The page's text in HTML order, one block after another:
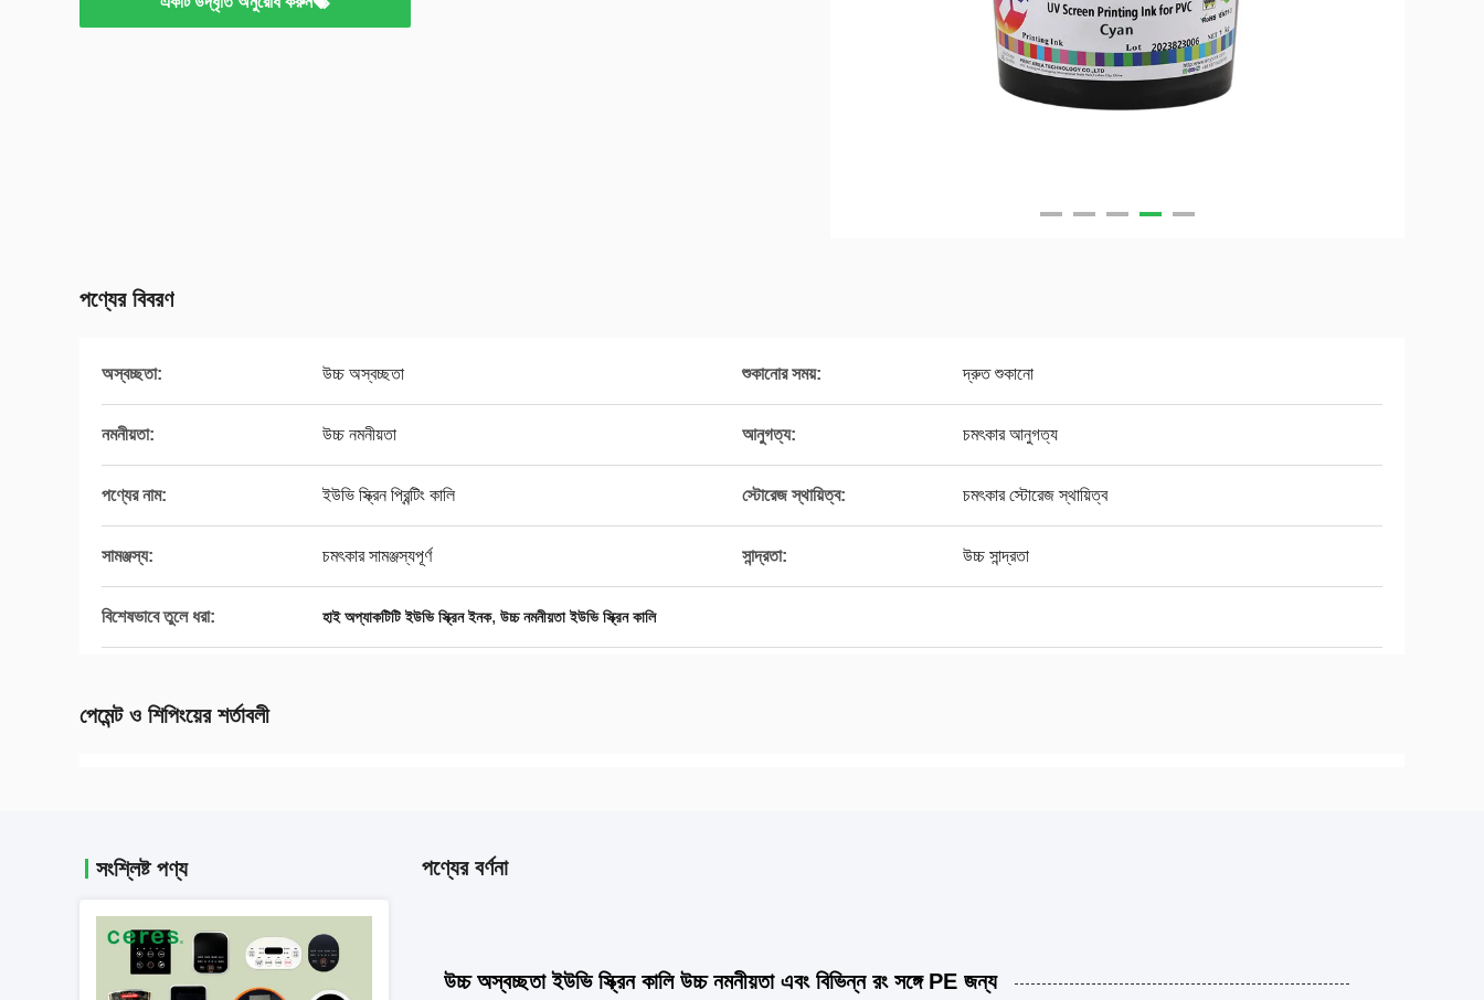
পণ্যের বিবরণ
অস্বচ্ছতা: উচ্চ অস্বচ্ছতা শুকানোর সময়: দ্রুত শুকানো
নমনীয়তা: উচ্চ নমনীয়তা আনুগত্য: চমৎকার আনুগত্য
পণ্যের নাম: ইউভি স্ক্রিন প্রিন্টিং কালি স্টোরেজ স্থায়িত্ব: চমৎকার স্টোরেজ স্থায়িত্ব
সামঞ্জস্য: চমৎকার সামঞ্জস্যপূর্ণ সান্দ্রতা: উচ্চ সান্দ্রতা
বিশেষভাবে তুলে ধরা: হাই অপ্যাকটিটি ইউভি স্ক্রিন ইনক, উচ্চ নমনীয়তা ইউভি স্ক্রিন কালি
পেমেন্ট ও শিপিংয়ের শর্তাবলী
সংশ্লিষ্ট পণ্য পণ্যের বর্ণনা
উচ্চ অস্বচ্ছতা ইউভি স্ক্রিন কালি উচ্চ নমনীয়তা এবং বিভিন্ন রং সঙ্গে PE জন্য